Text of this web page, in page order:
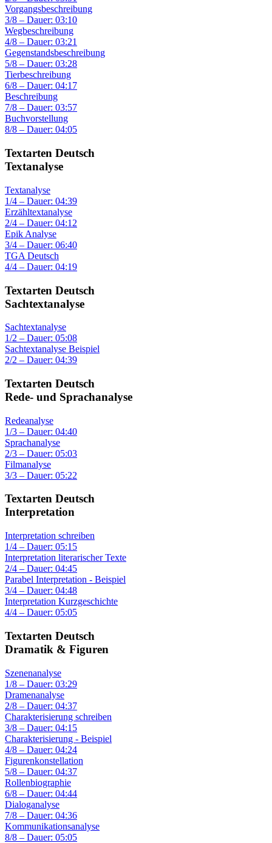
Vorgangsbeschreibung
3/8 – Dauer: 03:10
Wegbeschreibung
4/8 – Dauer: 03:21
Gegenstandsbeschreibung
5/8 – Dauer: 03:28
Tierbeschreibung
6/8 – Dauer: 04:17
Beschreibung
7/8 – Dauer: 03:57
Buchvorstellung
8/8 – Dauer: 04:05
Textarten Deutsch
Textanalyse
Textanalyse
1/4 – Dauer: 04:39
Erzähltextanalyse
2/4 – Dauer: 04:12
Epik Analyse
3/4 – Dauer: 06:40
TGA Deutsch
4/4 – Dauer: 04:19
Textarten Deutsch
Sachtextanalyse
Sachtextanalyse
1/2 – Dauer: 05:08
Sachtextanalyse Beispiel
2/2 – Dauer: 04:39
Textarten Deutsch
Rede- und Sprachanalyse
Redeanalyse
1/3 – Dauer: 04:40
Sprachanalyse
2/3 – Dauer: 05:03
Filmanalyse
3/3 – Dauer: 05:22
Textarten Deutsch
Interpretation
Interpretation schreiben
1/4 – Dauer: 05:15
Interpretation literarischer Texte
2/4 – Dauer: 04:45
Parabel Interpretation - Beispiel
3/4 – Dauer: 04:48
Interpretation Kurzgeschichte
4/4 – Dauer: 05:05
Textarten Deutsch
Dramatik & Figuren
Szenenanalyse
1/8 – Dauer: 03:29
Dramenanalyse
2/8 – Dauer: 04:37
Charakterisierung schreiben
3/8 – Dauer: 04:15
Charakterisierung - Beispiel
4/8 – Dauer: 04:24
Figurenkonstellation
5/8 – Dauer: 04:37
Rollenbiographie
6/8 – Dauer: 04:44
Dialoganalyse
7/8 – Dauer: 04:36
Kommunikationsanalyse
8/8 – Dauer: 05:05